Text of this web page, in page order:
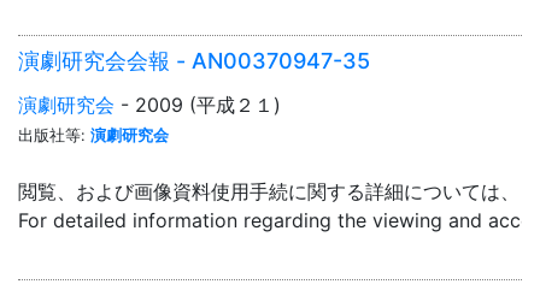
演劇研究会会報 - AN00370947-35
演劇研究会 - 2009 (平成２１)
出版社等: 演劇研究会
閲覧、および画像資料使用手続に関する詳細については、「
For detailed information regarding the viewing and